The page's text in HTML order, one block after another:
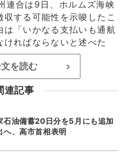
連合は9日、ホルムズ海峡
する可能性を示唆したこ
は「いかなる支払いも通航
ればならないと述べた
を読む >
連記事
石油備蓄20日分を5月にも追加
へ、高市首相表明